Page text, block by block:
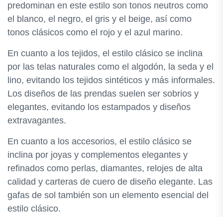
predominan en este estilo son tonos neutros como
el blanco, el negro, el gris y el beige, así como
tonos clásicos como el rojo y el azul marino.
En cuanto a los tejidos, el estilo clásico se inclina
por las telas naturales como el algodón, la seda y el
lino, evitando los tejidos sintéticos y más informales.
Los diseños de las prendas suelen ser sobrios y
elegantes, evitando los estampados y diseños
extravagantes.
En cuanto a los accesorios, el estilo clásico se
inclina por joyas y complementos elegantes y
refinados como perlas, diamantes, relojes de alta
calidad y carteras de cuero de diseño elegante. Las
gafas de sol también son un elemento esencial del
estilo clásico.